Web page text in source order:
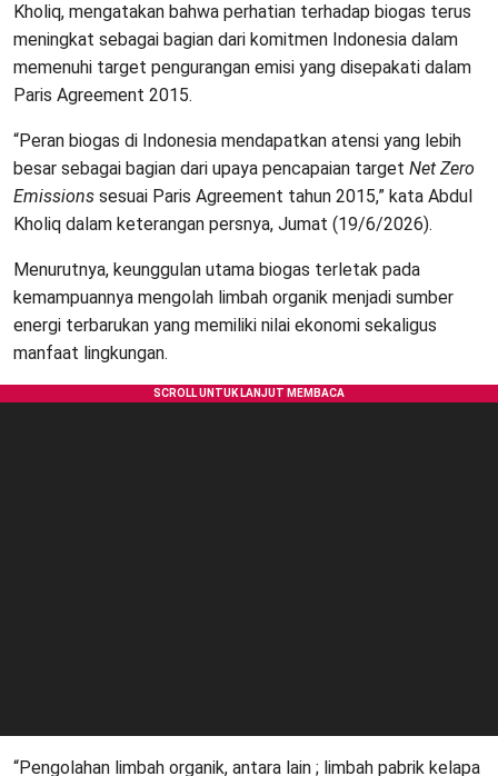
Kholiq, mengatakan bahwa perhatian terhadap biogas terus
meningkat sebagai bagian dari komitmen Indonesia dalam
memenuhi target pengurangan emisi yang disepakati dalam
Paris Agreement 2015.
“Peran biogas di Indonesia mendapatkan atensi yang lebih
besar sebagai bagian dari upaya pencapaian target Net Zero
Emissions sesuai Paris Agreement tahun 2015,” kata Abdul
Kholiq dalam keterangan persnya, Jumat (19/6/2026).
Menurutnya, keunggulan utama biogas terletak pada
kemampuannya mengolah limbah organik menjadi sumber
energi terbarukan yang memiliki nilai ekonomi sekaligus
manfaat lingkungan.
“Pengolahan limbah organik, antara lain ; limbah pabrik kelapa